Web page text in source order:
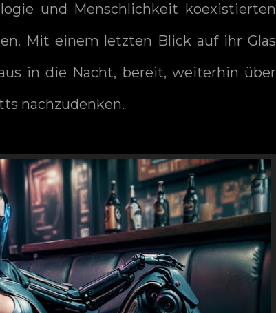
und Menschlichkeit koexistierten
Mit einem letzten Blick auf ihr Glas
in die Nacht, bereit, weiterhin über
nachzudenken.